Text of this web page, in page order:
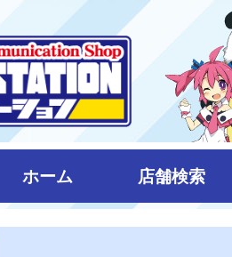
ホーム 店舗検索